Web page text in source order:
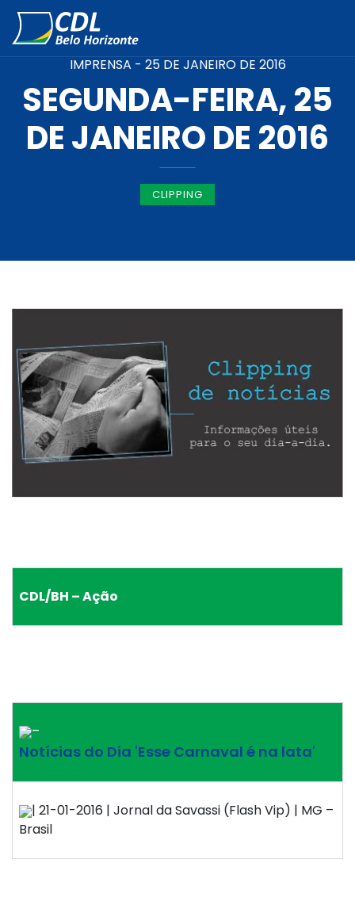
IMPRENSA - 25 DE JANEIRO DE 2016
SEGUNDA-FEIRA, 25
DE JANEIRO DE 2016
CLIPPING
CDL/BH – Ação
–
Notícias do Dia 'Esse Carnaval é na lata'
| 21-01-2016 | Jornal da Savassi (Flash Vip) | MG –
Brasil